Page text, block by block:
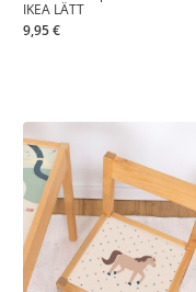
IKEA LÄTT
9,95 €